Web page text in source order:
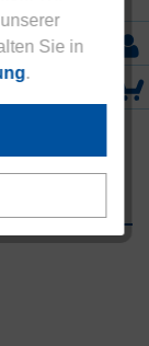
Sie in
.